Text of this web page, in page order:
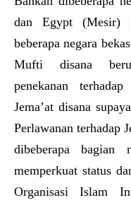
dan Egypt (Mesir)
beberapa negara
Mufti disana
penekanan
Jema’at disana
Perlawanan terhadap
dibeberapa bagian
memperkuat status
Organisasi Islam